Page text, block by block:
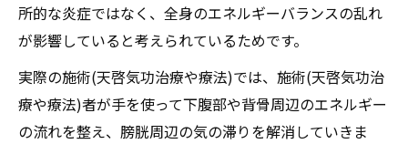
所的な炎症ではなく、全身のエネルギーバランスの乱れ
が影響していると考えられているためです。
実際の施術(天啓気功治療や療法)では、施術(天啓気功治
療や療法)者が手を使って下腹部や背骨周辺のエネルギー
の流れを整え、膀胱周辺の気の滞りを解消していきま